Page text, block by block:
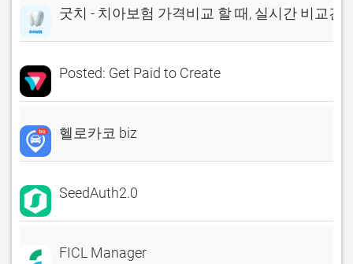
굿치 - 치아보험 가격비교 할 때, 실시간 비교견
Posted: Get Paid to Create
헬로카코 biz
SeedAuth2.0
FICL Manager